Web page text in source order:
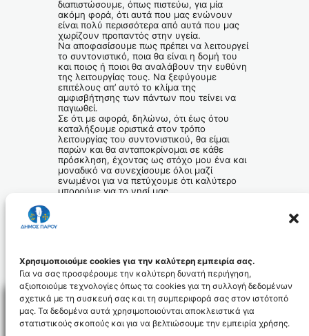
Χρησιμοποιούμε cookies για την καλύτερη εμπειρία σας.
Για να σας προσφέρουμε την καλύτερη δυνατή περιήγηση,
αξιοποιούμε τεχνολογίες όπως τα cookies για τη συλλογή δεδομένων
σχετικά με τη συσκευή σας και τη συμπεριφορά σας στον ιστότοπό
μας. Τα δεδομένα αυτά χρησιμοποιούνται αποκλειστικά για
στατιστικούς σκοπούς και για να βελτιώσουμε την εμπειρία χρήσης.
διαπιστώσουμε, όπως πιστεύω, για μία
ακόμη φορά, ότι αυτά που μας ενώνουν
είναι πολύ περισσότερα από αυτά που μας
χωρίζουν προπαντός στην υγεία.
Να αποφασίσουμε πως πρέπει να λειτουργεί
το συντονιστικό, ποια θα είναι η δομή του
και ποιος ή ποιοι θα αναλάβουν την ευθύνη
της λειτουργίας τους. Να ξεφύγουμε
επιτέλους απ’ αυτό το κλίμα της
αμφισβήτησης των πάντων που τείνει να
παγιωθεί.
Σε ότι με αφορά, δηλώνω, ότι έως ότου
καταλήξουμε οριστικά στον τρόπο
λειτουργίας του συντονιστικού, θα είμαι
παρών και θα ανταποκρίνομαι σε κάθε
πρόσκληση, έχοντας ως στόχο μου ένα και
μοναδικό να συνεχίσουμε όλοι μαζί
ενωμένοι για να πετύχουμε ότι καλύτερο
μπορούμε για το νησί μας.